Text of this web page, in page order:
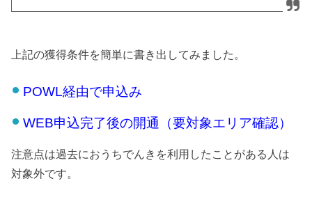
上記の獲得条件を簡単に書き出してみました。
POWL経由で申込み
WEB申込完了後の開通（要対象エリア確認）
注意点は過去におうちでんきを利用したことがある人は
対象外です。